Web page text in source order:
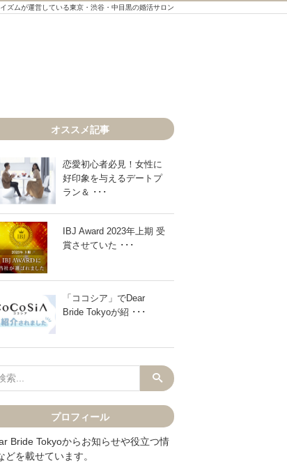
ズムが運営している東京・渋谷・中目黒の婚活サロン
オススメ記事
恋愛初心者必見！女性に
好印象を与えるデートプ
ラン＆ ･･･
IBJ Award 2023年上期 受
賞させていた ･･･
「ココシア」でDear
Bride Tokyoが紹 ･･･
プロフィール
Bride Tokyoからお知らせや役立つ情
どを載せています。